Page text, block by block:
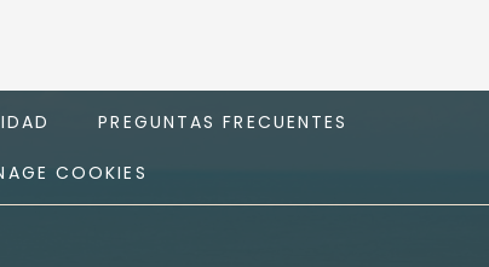
PREGUNTAS FRECUENTES
COOKIES